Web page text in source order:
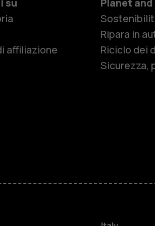
HMD
su
affiliazione
Planet
Ripara in
Riciclo dei
Sicurezza,